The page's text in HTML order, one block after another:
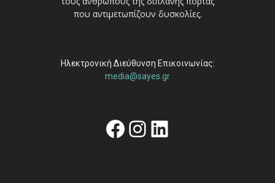
που αντιμετωπίζουν δυσκολίες.
Ηλεκτρονική Διεύθυνση Επικοινωνίας:
media@sayes.gr
Facebook
Instagram
Linkedin